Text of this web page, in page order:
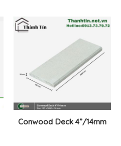
Conwood Deck 4”/14mm